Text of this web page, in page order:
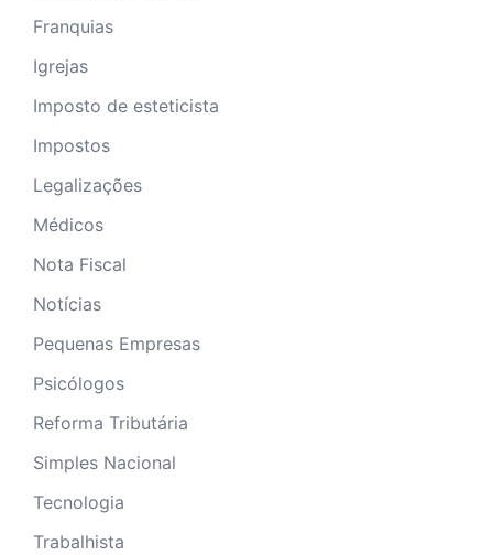
Franquias
Igrejas
Imposto de esteticista
Impostos
Legalizações
Médicos
Nota Fiscal
Notícias
Pequenas Empresas
Psicólogos
Reforma Tributária
Simples Nacional
Tecnologia
Trabalhista